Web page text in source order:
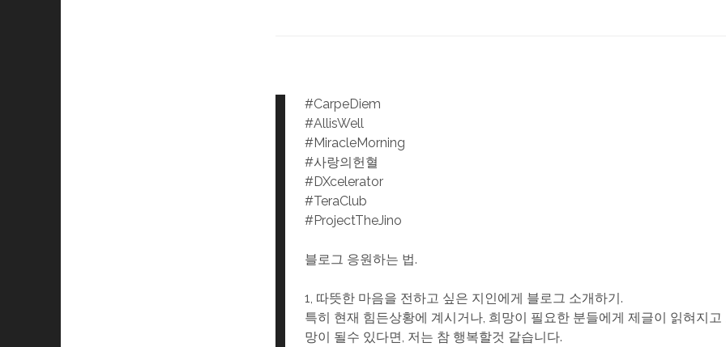
#CarpeDiem
#AllisWell
#MiracleMorning
#사랑의헌혈
#DXcelerator
#TeraClub
#ProjectTheJino
블로그 응원하는 법.
1, 따뜻한 마음을 전하고 싶은 지인에게 블로그 소개하기.
특히 현재 힘든상황에 계시거나, 희망이 필요한 분들에게 제글이 읽혀지고
망이 될수 있다면, 저는 참 행복할것 같습니다.